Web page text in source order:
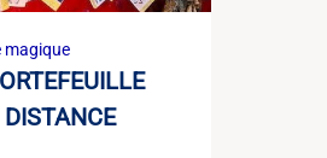
magique